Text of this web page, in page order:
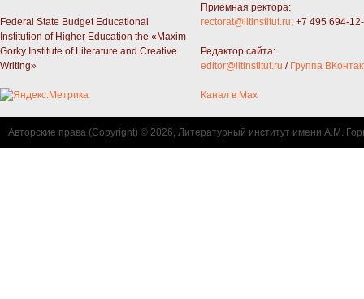
Federal State Budget Educational
Institution of Higher Education the «Maxim
Gorky Institute of Literature and Creative
Writing»
Приемная ректора:
rectorat@litinstitut.ru; +7 495 694-
Редактор сайта:
editor@litinstitut.ru / Группа
Канал в Max
Авторские права (Copyright) © 2026, Литературный институт имени А.М.